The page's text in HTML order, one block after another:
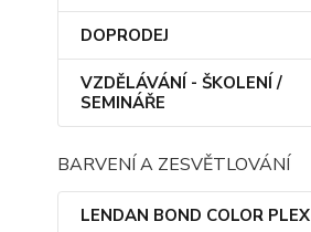
DOPRODEJ
VZDĚLÁVÁNÍ - ŠKOLENÍ /
SEMINÁŘE
BARVENÍ A ZESVĚTLOVÁNÍ
LENDAN BOND COLOR PLEX